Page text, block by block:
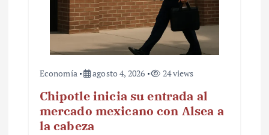
Economía agosto 4, 2026 24 views
Chipotle inicia su entrada al
mercado mexicano con Alsea a
la cabeza